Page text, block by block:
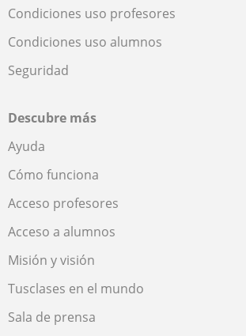
Condiciones uso profesores
Condiciones uso alumnos
Seguridad
Descubre más
Ayuda
Cómo funciona
Acceso profesores
Acceso a alumnos
Misión y visión
Tusclases en el mundo
Sala de prensa